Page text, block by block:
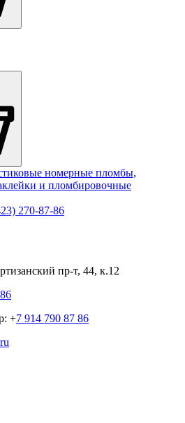
номерные пломбы,
и пломбировочные
270-87-86
пр-т, 44, к.12
+7 914 790 87 86